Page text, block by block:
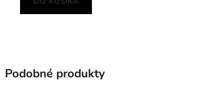
Podobné produkty